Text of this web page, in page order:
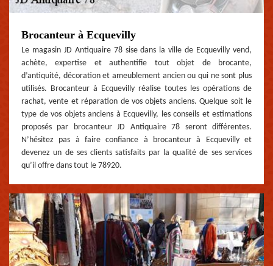
Brocanteur à Ecquevilly
Le magasin JD Antiquaire 78 sise dans la ville de Ecquevilly vend,
achète, expertise et authentifie tout objet de brocante,
d’antiquité, décoration et ameublement ancien ou qui ne sont plus
utilisés. Brocanteur à Ecquevilly réalise toutes les opérations de
rachat, vente et réparation de vos objets anciens. Quelque soit le
type de vos objets anciens à Ecquevilly, les conseils et estimations
proposés par brocanteur JD Antiquaire 78 seront différentes.
N’hésitez pas à faire confiance à brocanteur à Ecquevilly et
devenez un de ses clients satisfaits par la qualité de ses services
qu’il offre dans tout le 78920.